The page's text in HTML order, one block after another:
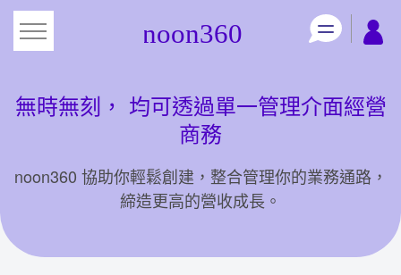
無時無刻， 均可透過單一管理介面經營
商務
noon360 協助你輕鬆創建，整合管理你的業務通路，
締造更高的營收成長。